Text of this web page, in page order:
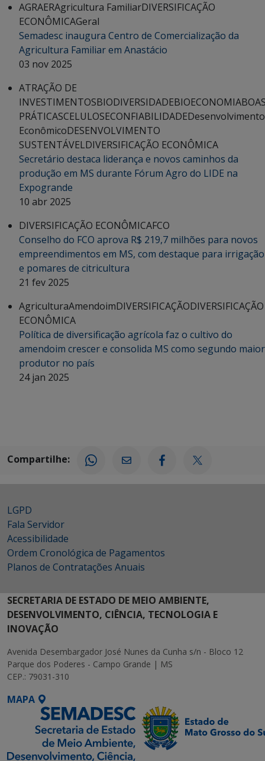
AGRAERAgricultura FamiliarDIVERSIFICAÇÃO
ECONÔMICAGeral
Semadesc inaugura Centro de Comercialização da
Agricultura Familiar em Anastácio
03 nov 2025
ATRAÇÃO DE
INVESTIMENTOSBIODIVERSIDADEBIOECONOMIA
PRÁTICASCELULOSECONFIABILIDADEDesenvolvimento
EconômicoDESENVOLVIMENTO
SUSTENTÁVELDIVERSIFICAÇÃO ECONÔMICA
Secretário destaca liderança e novos caminhos da
produção em MS durante Fórum Agro do LIDE na
Expogrande
10 abr 2025
DIVERSIFICAÇÃO ECONÔMICAFCO
Conselho do FCO aprova R$ 219,7 milhões para novos
empreendimentos em MS, com destaque para irrigação
e pomares de citricultura
21 fev 2025
AgriculturaAmendoimDIVERSIFICAÇÃODIVERSIFICAÇÃO
ECONÔMICA
Política de diversificação agrícola faz o cultivo do
amendoim crescer e consolida MS como segundo maior
produtor no país
24 jan 2025
Compartilhe:
LGPD
Fala Servidor
Acessibilidade
Ordem Cronológica de Pagamentos
Planos de Contratações Anuais
SECRETARIA DE ESTADO DE MEIO AMBIENTE,
DESENVOLVIMENTO, CIÊNCIA, TECNOLOGIA E
INOVAÇÃO
Avenida Desembargador José Nunes da Cunha s/n - Bloco 12
Parque dos Poderes - Campo Grande | MS
CEP.: 79031-310
MAPA